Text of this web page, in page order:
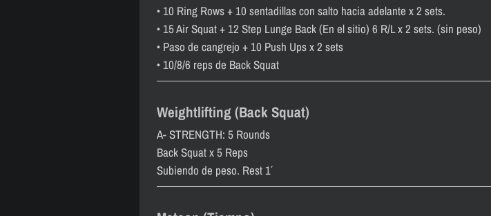
• 10 Ring Rows + 10 sentadillas con salto hacia adelante x 2 sets.
• 15 Air Squat + 12 Step Lunge Back (En el sitio) 6 R/L x 2 sets. (sin peso)
• Paso de cangrejo + 10 Push Ups x 2 sets
• 10/8/6 reps de Back Squat
Weightlifting (Back Squat)
A- STRENGTH: 5 Rounds
Back Squat x 5 Reps
Subiendo de peso. Rest 1´